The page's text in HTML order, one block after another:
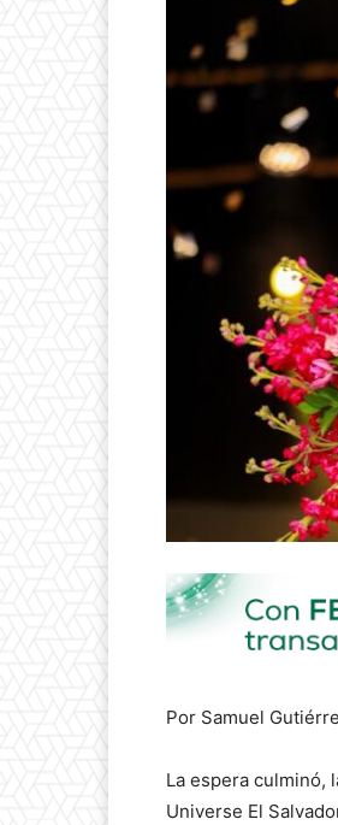
Por Samuel
La espera culminó,
Universe El